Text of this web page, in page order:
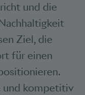
und die
Ziel, die
für einen
und kompetitiv